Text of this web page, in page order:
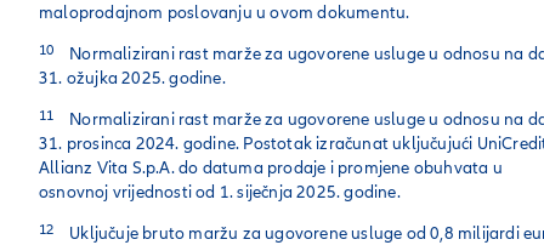
maloprodajnom poslovanju u ovom dokumentu.
10 Normalizirani rast marže za ugovorene usluge u odnosu na
31. ožujka 2025. godine.
11 Normalizirani rast marže za ugovorene usluge u odnosu na
31. prosinca 2024. godine. Postotak izračunat uključujući
Allianz Vita S.p.A. do datuma prodaje i promjene obuhvata u
osnovnoj vrijednosti od 1. siječnja 2025. godine.
12 Uključuje bruto maržu za ugovorene usluge od 0,8 milijardi